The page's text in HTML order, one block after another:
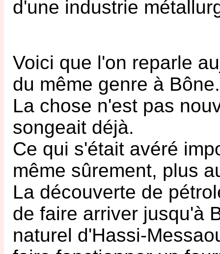
d'une industrie
Voici que l'on reparle
du même genre à Bône.
La chose n'est pas
songeait déjà.
Ce qui s'était avéré
même sûrement, plus
La découverte de
de faire arriver jusqu'à
naturel d'Hassi-